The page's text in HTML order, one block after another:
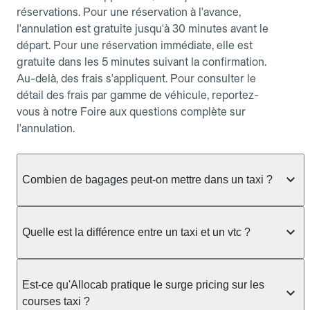
réservations. Pour une réservation à l'avance,
l'annulation est gratuite jusqu'à 30 minutes avant le
départ. Pour une réservation immédiate, elle est
gratuite dans les 5 minutes suivant la confirmation.
Au-delà, des frais s'appliquent. Pour consulter le
détail des frais par gamme de véhicule, reportez-
vous à notre Foire aux questions complète sur
l'annulation.
Combien de bagages peut-on mettre dans un taxi ?
taxi berline accueille en général jusqu'à 3 bagages
ou nombreux, précisez-le dans le champ "Message
au chauffeur" lors de la réservation. Le prix n'est
pas impacté par le nombre de bagages.
Quelle est la différence entre un taxi et un vtc ?
prendre en charge directement dans la rue, à une
station ou sur réservation, avec un tarif au
Est-ce qu'Allocab pratique le surge pricing sur les
courses taxi ?